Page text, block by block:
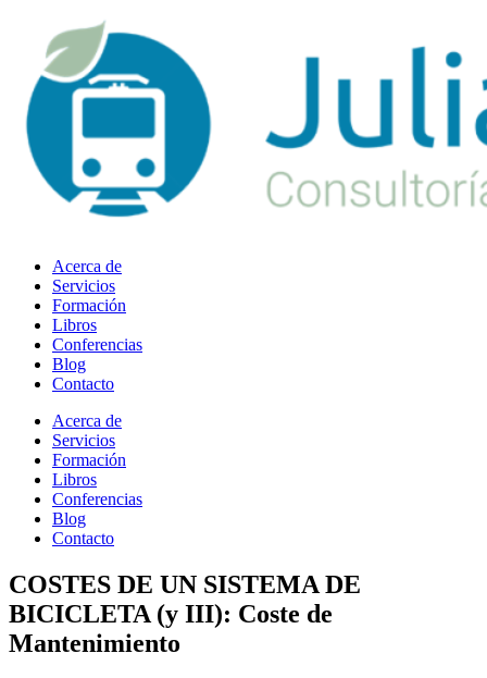
contenido
Acerca de
Servicios
Formación
Libros
Conferencias
Blog
Contacto
Acerca de
Servicios
Formación
Libros
Conferencias
Blog
Contacto
COSTES DE UN SISTEMA DE
BICICLETA (y III): Coste de
Mantenimiento